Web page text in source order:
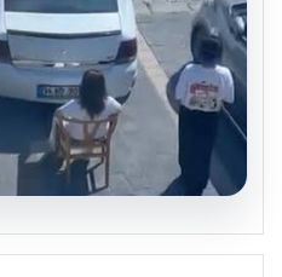
çekti, aracın park